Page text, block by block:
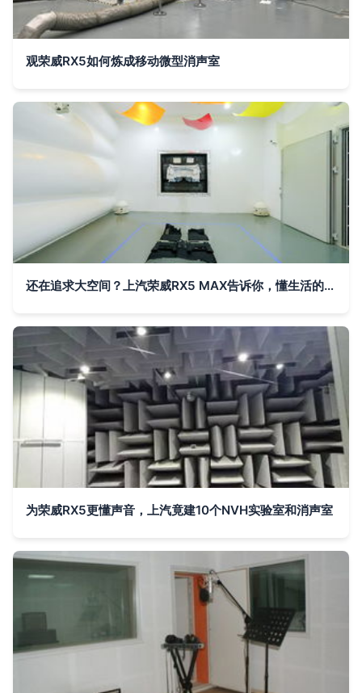
观荣威RX5如何炼成移动微型消声室
还在追求大空间？上汽荣威RX5 MAX告诉你，懂生活的人才不会傻大个
为荣威RX5更懂声音，上汽竟建10个NVH实验室和消声室